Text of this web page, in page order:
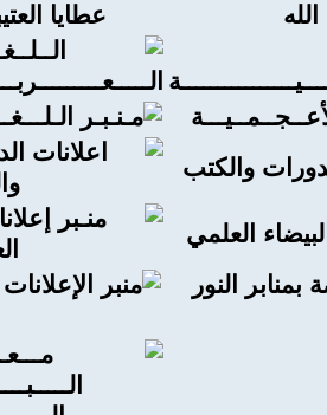
والكتب
العلمي
بمنابر النور